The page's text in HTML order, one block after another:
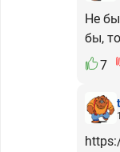
Не
бы,
7